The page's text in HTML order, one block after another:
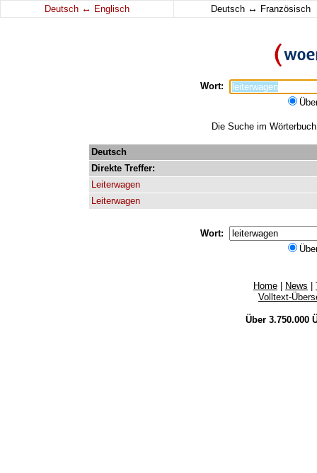
Deutsch ↔ Englisch Deutsch ↔ Französisch
Wort:
Die Suche im
Deutsch
Direkte Treffer:
Leiterwagen
Leiterwagen
Wort:
Home News
Volltext-
Über 3.750.000